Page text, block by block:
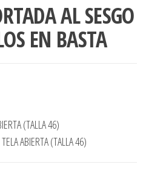
AL SESGO
EN BASTA
(TALLA 46)
ABIERTA (TALLA 46)